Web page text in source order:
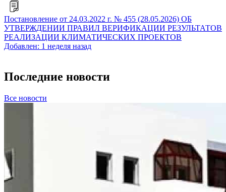
Постановление от 24.03.2022 г. № 455 (28.05.2026) ОБ
УТВЕРЖДЕНИИ ПРАВИЛ ВЕРИФИКАЦИИ РЕЗУЛЬТАТОВ
РЕАЛИЗАЦИИ КЛИМАТИЧЕСКИХ ПРОЕКТОВ
Добавлен: 1 неделя назад
Последние новости
Все новости